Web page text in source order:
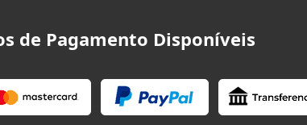
de Pagamento Disponíveis